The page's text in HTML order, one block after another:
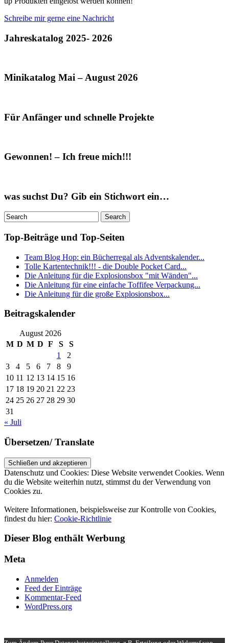
Schreibe mir gerne eine Nachricht
Jahreskatalog 2025- 2026
Minikatalog Mai – August 2026
Für Anfänger und schnelle Projekte
Gewonnen! – Ich freue mich!!!
was suchst Du? Gib ein Stichwort ein…
Top-Beiträge und Top-Seiten
Team Blog Hop: ein Bücherregal als Adventskalender...
Tolle Kartentechnik!!! - die Double Pocket Card...
Die Anleitung für die Explosionsbox "mit Wänden"...
Die Anleitung für eine einfache Toffifee Verpackung...
Die Anleitung für die große Explosionsbox...
Beitragskalender
August 2026
M D M D F S
S
1
2
3
4 5 6 7 8
9
10 11 12 13 14 15 16
17 18 19 20 21 22 23
24 25 26 27 28 29 30
31
« Juli
Übersetzen/ Translate
Datenschutz und Cookies: Diese Website verwendet Cookies. Wenn
du die Website weiterhin nutzt, stimmst du der Verwendung von
Cookies zu.
Weitere Informationen, beispielsweise zur Kontrolle von Cookies,
findest du hier: Cookie-Richtlinie
Dieser Blog enthält Werbung
Meta
Anmelden
Feed der Einträge
Kommentar-Feed
WordPress.org